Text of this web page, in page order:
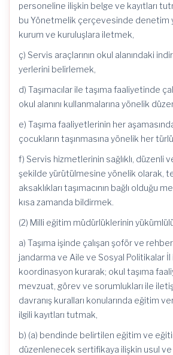
personeline ilişkin belge ve kayıtları
bu Yönetmelik çerçevesinde denetim
kurum ve kuruluşlara iletmek,
ç) Servis araçlarının okul alanındaki
yerlerini belirlemek,
d) Taşımacılar ile taşıma faaliyetinde
okul alanını kullanmalarına yönelik
e) Taşıma faaliyetlerinin her
çocukların taşınmasına yönelik her
f) Servis hizmetlerinin sağlıklı, düzenli
şekilde yürütülmesine yönelik olarak,
aksaklıkları taşımacının bağlı olduğu
kısa zamanda bildirmek.
(2) Milli eğitim müdürlüklerinin
a) Taşıma işinde çalışan şoför ve
jandarma ve Aile ve Sosyal Politikalar İl
koordinasyon kurarak; okul taşıma
mevzuat, görev ve sorumlukları ile
davranış kuralları konularında eğitim
ilgili kayıtları tutmak,
b) (a) bendinde belirtilen eğitim ve
düzenlenecek sertifikaya ilişkin usul